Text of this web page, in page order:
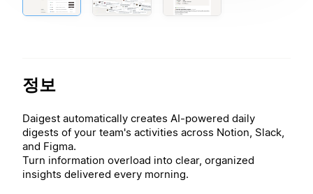
정보
Daigest automatically creates AI-powered daily
digests of your team's activities across Notion, Slack,
and Figma.
Turn information overload into clear, organized
insights delivered every morning.